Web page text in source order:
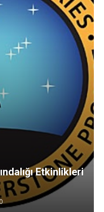
Etkinlikleri